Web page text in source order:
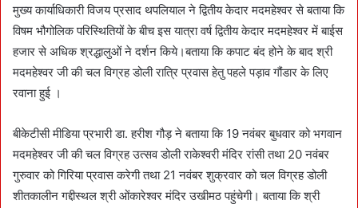
मुख्य कार्याधिकारी विजय प्रसाद थपलियाल ने द्वितीय केदार मदमहेश्वर से बताया कि
विषम भौगोलिक परिस्थितियों के बीच इस यात्रा वर्ष द्वितीय केदार मदमहेश्वर में बाईस
हजार से अधिक श्रद्धालुओं ने दर्शन किये।बताया कि कपाट बंद होने के बाद श्री
मदमहेश्वर जी की चल विग्रह डोली रात्रि प्रवास हेतु पहले पड़ाव गौंडार के लिए
रवाना हुई ।
बीकेटीसी मीडिया प्रभारी डा. हरीश गौड़ ने बताया कि 19 नवंबर बुधवार को भगवान
मदमहेश्वर जी की चल विग्रह उत्सव डोली राकेश्वरी मंदिर रांसी तथा 20 नवंबर
गुरुवार को गिरिया प्रवास करेगी तथा 21 नवंबर शुक्रवार को चल विग्रह डोली
शीतकालीन गद्दीस्थल श्री ओंकारेश्वर मंदिर उखीमठ पहुंचेगी। बताया कि श्री